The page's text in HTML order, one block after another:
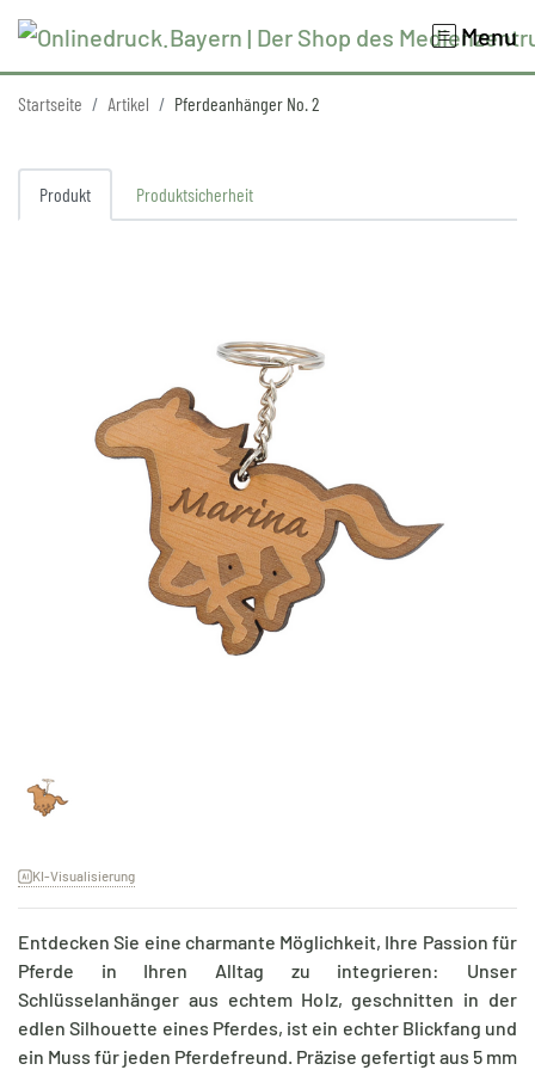
Menu
Startseite Artikel Pferdeanhänger No. 2
Produkt Produktsicherheit
KI-Visualisierung
Entdecken Sie eine charmante Möglichkeit, Ihre Passion für
Pferde in Ihren Alltag zu integrieren: Unser
Schlüsselanhänger aus echtem Holz, geschnitten in der
edlen Silhouette eines Pferdes, ist ein echter Blickfang und
ein Muss für jeden Pferdefreund. Präzise gefertigt aus 5 mm